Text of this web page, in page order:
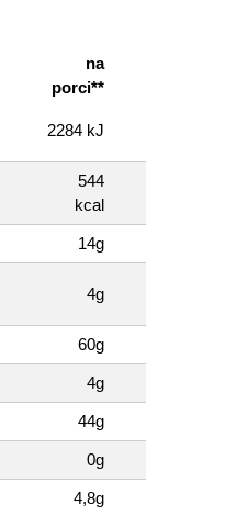
na
porci**
2284 kJ
544
kcal
14g
4g
60g
4g
44g
0g
4,8g